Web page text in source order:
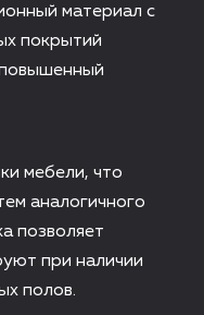
материал с
покрытий
мебели, что
аналогичного
позволяет
при наличии
полов.